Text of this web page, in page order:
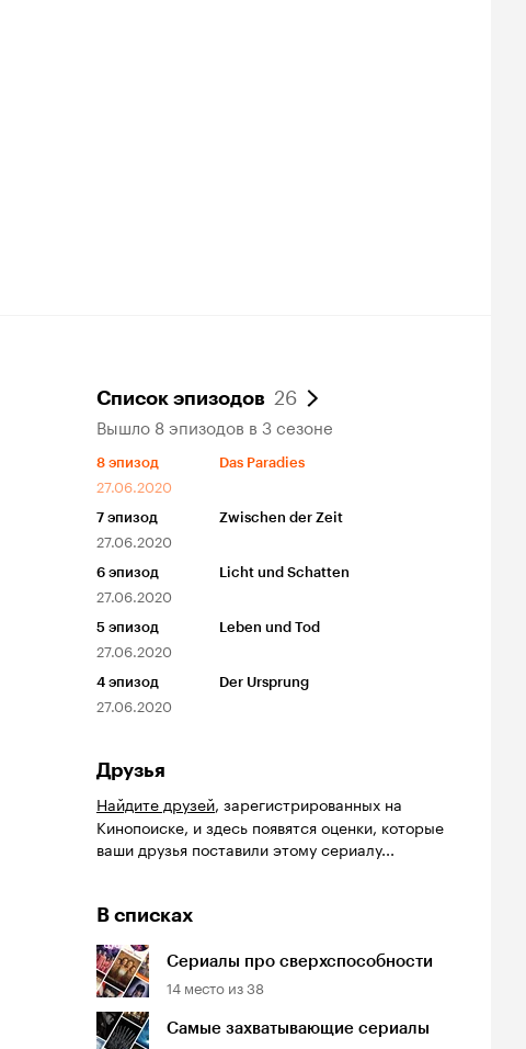
Список эпизодов 26
Вышло 8 эпизодов в 3 сезоне
8 эпизод
27.06.2020
Das Paradies
7 эпизод
27.06.2020
Zwischen der Zeit
6 эпизод
27.06.2020
Licht und Schatten
5 эпизод
27.06.2020
Leben und Tod
4 эпизод
27.06.2020
Der Ursprung
Друзья
Найдите друзей, зарегистрированных на
Кинопоиске, и здесь появятся оценки, которые
ваши друзья поставили этому сериалу...
В списках
Сериалы про сверхспособности
14 место из38
Самые захватывающие сериалы